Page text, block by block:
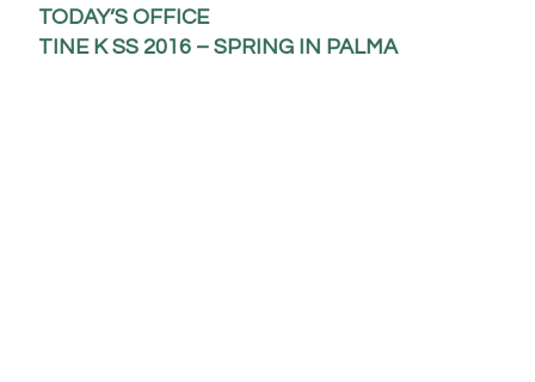
TODAY’S OFFICE
TINE K SS 2016 – SPRING IN PALMA